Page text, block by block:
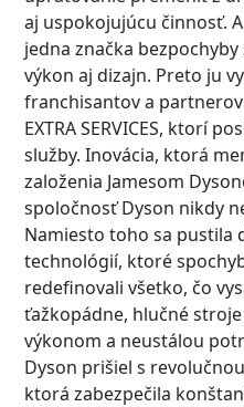
aj uspokojujúcu činnosť.
jedna značka
výkon aj dizajn. Preto ju
franchisantov a
EXTRA SERVICES, ktorí
služby. Inovácia, ktorá
založenia Jamesom
spoločnosť Dyson nikdy
Namiesto toho sa pustila
technológií, ktoré
redefinovali všetko, čo
ťažkopádne, hlučné
výkonom a neustálou
Dyson prišiel s
ktorá zabezpečila